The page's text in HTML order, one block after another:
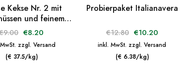
Kekse Nr. 2 mit
und feinem
Kakao
9.00 €8.20
zzgl. Versand
(€ 37.5/kg)
Probierpaket Italianavera
€12.80 €10.20
inkl. MwSt. zzgl. Versand
(€ 6.38/kg)